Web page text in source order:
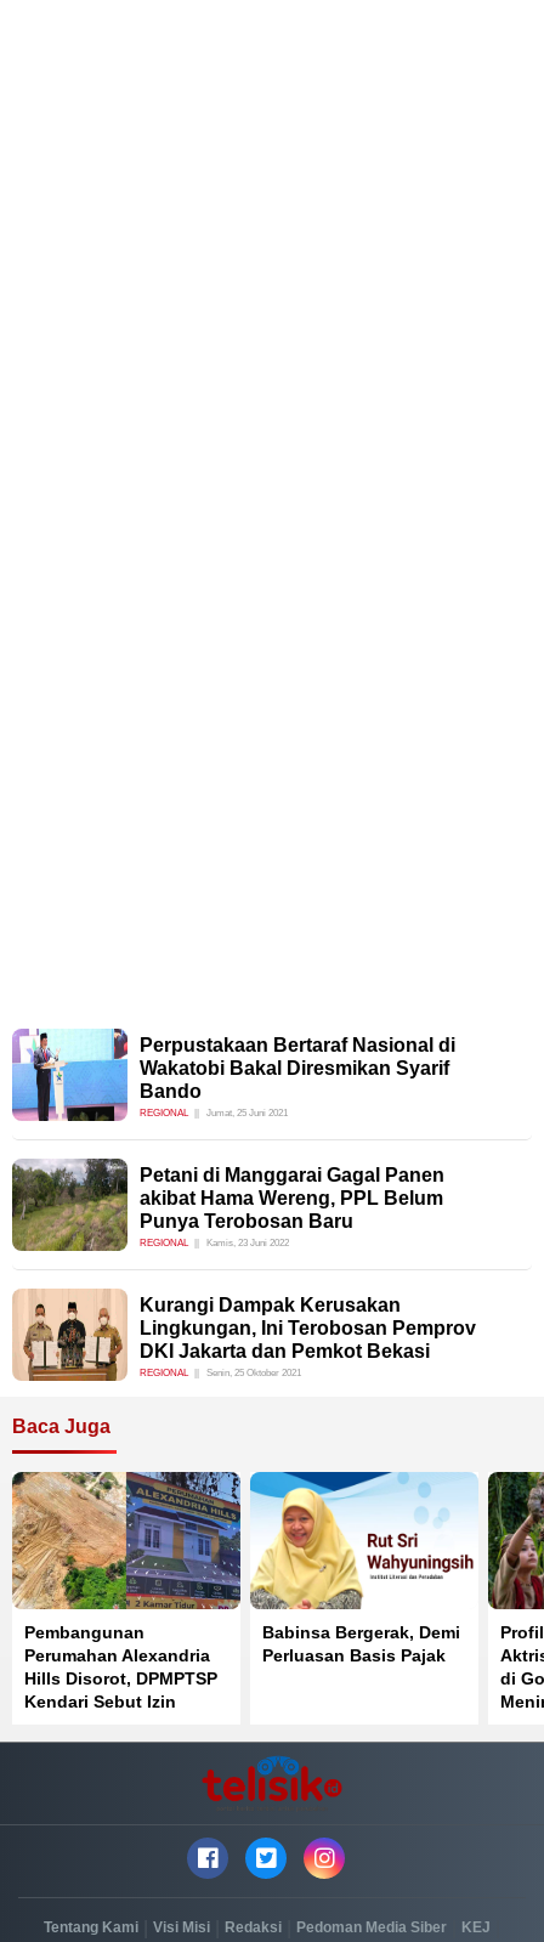
Perpustakaan Bertaraf Nasional di
Wakatobi Bakal Diresmikan Syarif
Bando
REGIONAL Jumat, 25 Juni 2021
Petani di Manggarai Gagal Panen
akibat Hama Wereng, PPL Belum
Punya Terobosan Baru
REGIONAL Kamis, 23 Juni 2022
Kurangi Dampak Kerusakan
Lingkungan, Ini Terobosan Pemprov
DKI Jakarta dan Pemkot Bekasi
REGIONAL Senin, 25 Oktober 2021
Baca Juga
Pembangunan
Perumahan Alexandria
Hills Disorot, DPMPTSP
Kendari Sebut Izin
Babinsa Bergerak, Demi
Perluasan Basis Pajak
di
Tentang Kami Visi Misi Redaksi Pedoman Media Siber KEJ